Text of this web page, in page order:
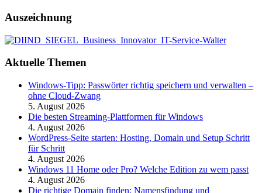
Auszeichnung
Aktuelle Themen
Windows-Tipp: Passwörter richtig speichern und verwalten –
ohne Cloud-Zwang
5. August 2026
Die besten Streaming-Plattformen für Windows
4. August 2026
WordPress-Seite starten: Hosting, Domain und Setup Schritt
für Schritt
4. August 2026
Windows 11 Home oder Pro? Welche Edition zu wem passt
4. August 2026
Die richtige Domain finden: Namensfindung und